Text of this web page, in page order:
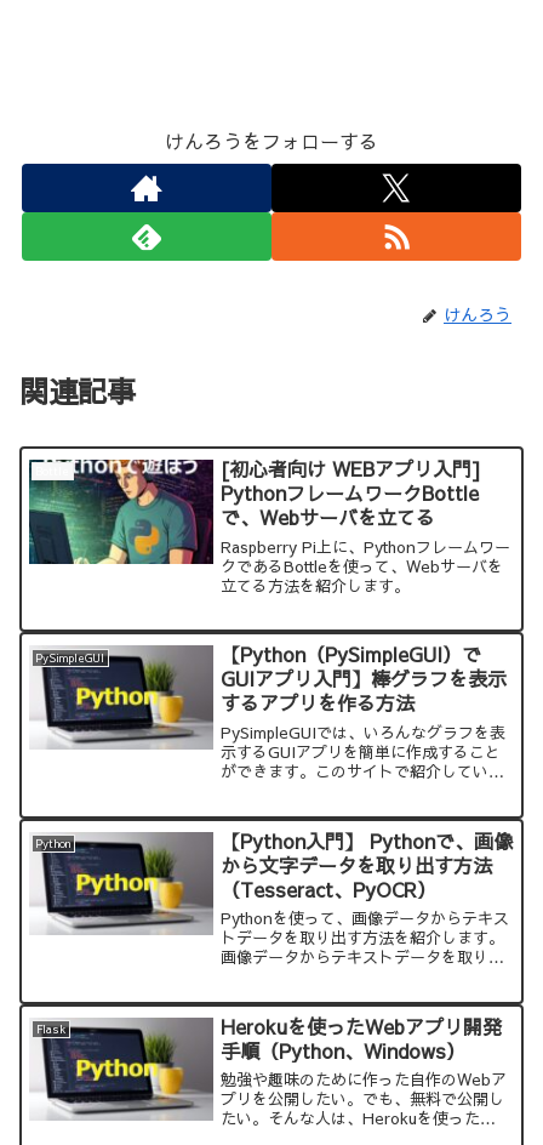
けんろうをフォローする
けんろう
関連記事
[初心者向け WEBアプリ入門]
PythonフレームワークBottle
で、Webサーバを立てる
Raspberry Pi上に、Pythonフレームワー
クであるBottleを使って、Webサーバを
立てる方法を紹介します。
PySimpleGUI
【Python（PySimpleGUI）で
GUIアプリ入門】棒グラフを表示
するアプリを作る方法
PySimpleGUIでは、いろんなグラフを表
示するGUIアプリを簡単に作成すること
ができます。このサイトで紹介している
Python
【Python入門】 Pythonで、画像
から文字データを取り出す方法
（Tesseract、PyOCR）
Pythonを使って、画像データからテキス
トデータを取り出す方法を紹介します。
画像データからテキストデータを取り出
ンプルコードをコピー＆ペーストするだ
けで、簡単にアプリを作ることができま
す。
Flask
Herokuを使ったWebアプリ開発
手順（Python、Windows）
勉強や趣味のために作った自作のWebア
プリを公開したい。でも、無料で公開し
たい。そんな人は、Herokuを使った